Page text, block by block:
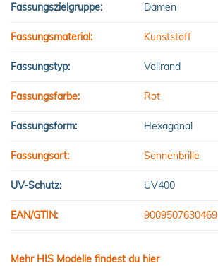
Fassungszielgruppe: Damen
Fassungsmaterial: Kunststoff
Fassungstyp: Vollrand
Fassungsfarbe: Rot
Fassungsform: Hexagonal
Fassungsart: Sonnenbrille
UV-Schutz: UV400
EAN/GTIN: 9009507630469
Mehr HIS Modelle findest du hier